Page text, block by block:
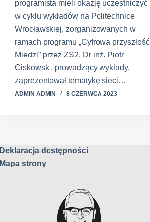
programista mieli okazję uczestniczyć
w cyklu wykładów na Politechnice
Wrocławskiej, zorganizowanych w
ramach programu „Cyfrowa przyszłość
Miedzi” przez ZS2. Dr inż. Piotr
Ciskowski, prowadzący wykłady,
zaprezentował tematykę sieci…
ADMIN ADMIN 8 CZERWCA 2023
Deklaracja dostępności
Mapa strony